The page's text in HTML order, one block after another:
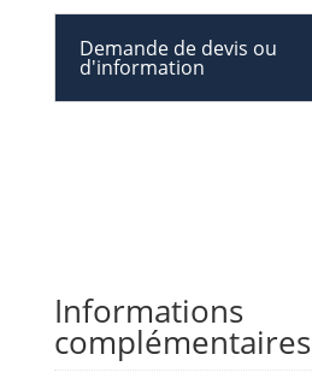
Demande de devis ou
d'information
Informations
complémentaires